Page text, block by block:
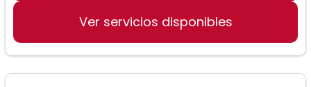
Ver servicios disponibles